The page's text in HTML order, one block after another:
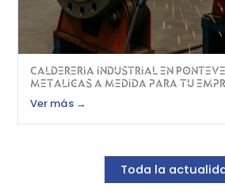
Caldereria industrial en
metalicas a medida para tu
Ver más →
Toda la